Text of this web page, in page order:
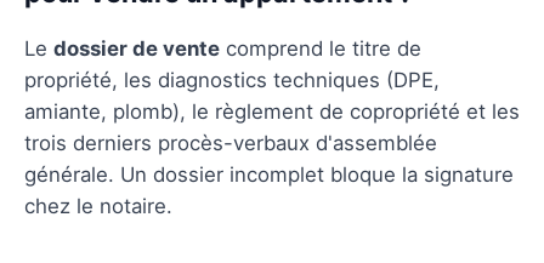
Le dossier de vente comprend le titre de
propriété, les diagnostics techniques (DPE,
amiante, plomb), le règlement de copropriété et les
trois derniers procès-verbaux d'assemblée
générale. Un dossier incomplet bloque la signature
chez le notaire.